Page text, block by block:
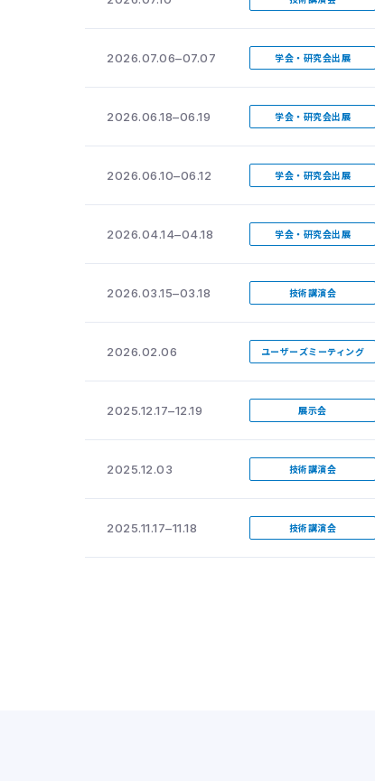
2026.07.06–07.07 学会・研究会出展
2026.06.18–06.19 学会・研究会出展
2026.06.10–06.12 学会・研究会出展
2026.04.14–04.18 学会・研究会出展
2026.03.15–03.18 技術講演会
2026.02.06 ユーザーズミーティング
2025.12.17–12.19 展示会
2025.12.03 技術講演会
2025.11.17–11.18 技術講演会